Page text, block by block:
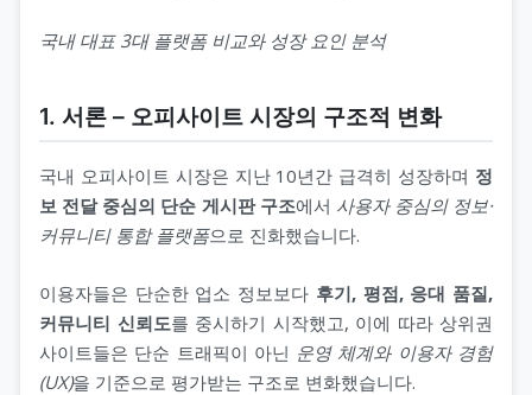
국내 대표 3대 플랫폼 비교와 성장 요인 분석
1. 서론 – 오피사이트 시장의 구조적 변화
국내 오피사이트 시장은 지난 10년간 급격히 성장하며 정
보 전달 중심의 단순 게시판 구조에서 사용자 중심의 정보·
커뮤니티 통합 플랫폼으로 진화했습니다.
이용자들은 단순한 업소 정보보다 후기, 평점, 응대 품질,
커뮤니티 신뢰도를 중시하기 시작했고, 이에 따라 상위권
사이트들은 단순 트래픽이 아닌 운영 체계와 이용자 경험
(UX)을 기준으로 평가받는 구조로 변화했습니다.